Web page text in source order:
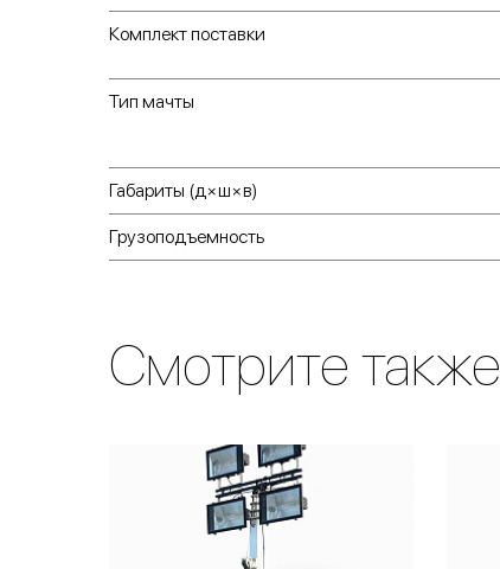
Комплект поставки
Тип мачты
Габариты (д×ш×в)
Грузоподъемность
Смотрите также